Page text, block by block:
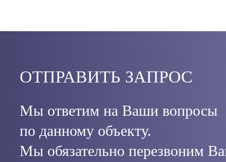
ОТПРАВИТЬ ЗАПРОС
Мы ответим на Ваши вопросы
по данному объекту.
Мы обязательно перезвоним